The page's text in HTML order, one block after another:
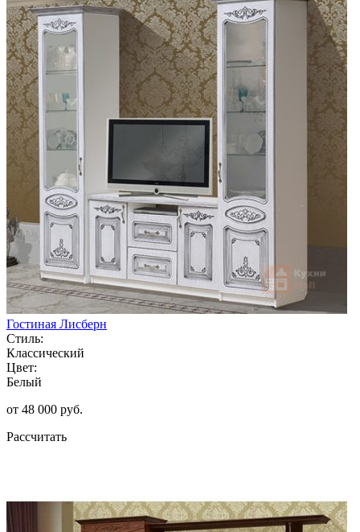
Гостиная Лисберн
Стиль:
Классический
Цвет:
Белый
от 48 000 руб.
Рассчитать